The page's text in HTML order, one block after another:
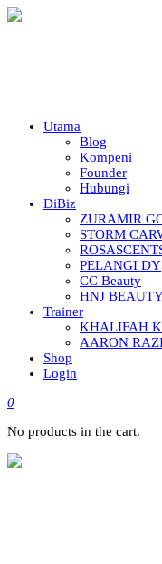
Utama
Blog
Kompeni
Founder
Hubungi
DiBiz
ZURAMIR
STORM
PELANGI DY
CC Beauty
HNJ
Trainer
KHALIFAH
AARON
Shop
Login
0
No products in the cart.